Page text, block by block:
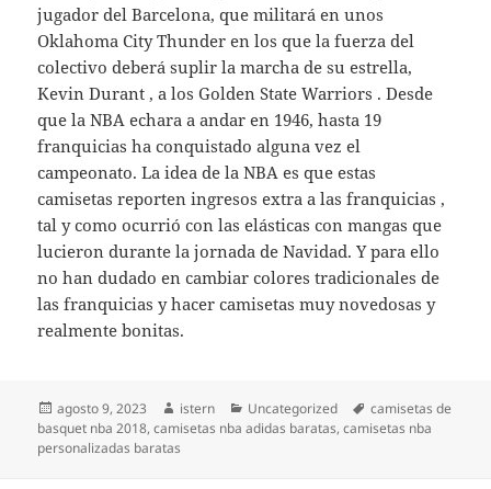
jugador del Barcelona, que militará en unos
Oklahoma City Thunder en los que la fuerza del
colectivo deberá suplir la marcha de su estrella,
Kevin Durant , a los Golden State Warriors . Desde
que la NBA echara a andar en 1946, hasta 19
franquicias ha conquistado alguna vez el
campeonato. La idea de la NBA es que estas
camisetas reporten ingresos extra a las franquicias ,
tal y como ocurrió con las elásticas con mangas que
lucieron durante la jornada de Navidad. Y para ello
no han dudado en cambiar colores tradicionales de
las franquicias y hacer camisetas muy novedosas y
realmente bonitas.
Publicado
el
agosto 9, 2023 Autor
istern Categorías
Uncategorized Etiquetas
camisetas de
basquet nba 2018,camisetas nba adidas baratas,camisetas nba
personalizadas baratas